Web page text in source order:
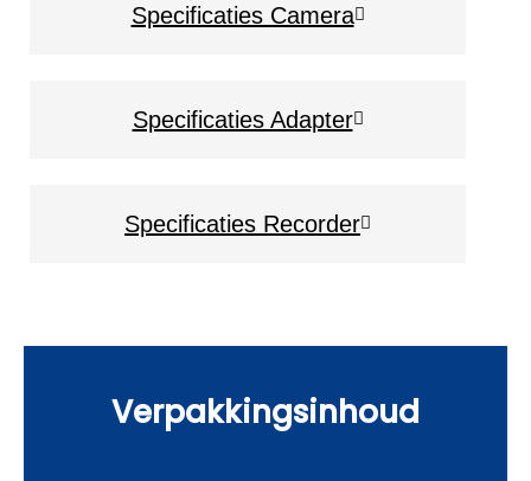
Specificaties Camera
Specificaties Adapter
Specificaties Recorder
Verpakkingsinhoud